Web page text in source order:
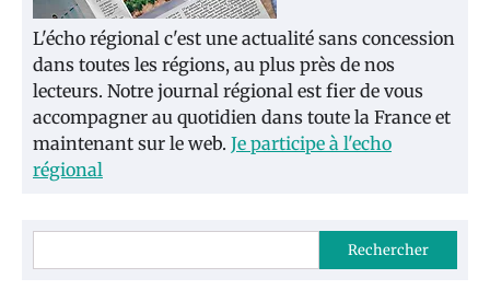
L'écho régional c'est une actualité sans concession
dans toutes les régions, au plus près de nos
lecteurs. Notre journal régional est fier de vous
accompagner au quotidien dans toute la France et
maintenant sur le web. Je participe à l'echo
régional
Rechercher